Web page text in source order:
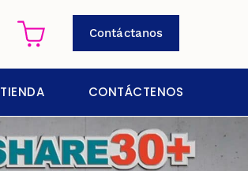
Contáctanos
TIENDA CONTÁCTENOS